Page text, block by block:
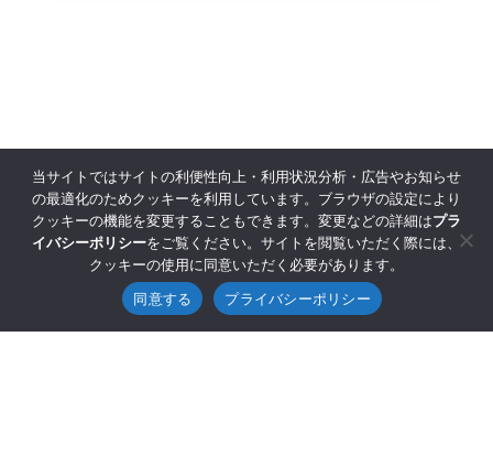
当サイトではサイトの利便性向上・利用状況分析・広告やお知らせ
の最適化のためクッキーを利用しています。ブラウザの設定により
クッキーの機能を変更することもできます。変更などの詳細はプラ
イバシーポリシーをご覧ください。サイトを閲覧いただく際には、
クッキーの使用に同意いただく必要があります。
同意する
プライバシーポリシー